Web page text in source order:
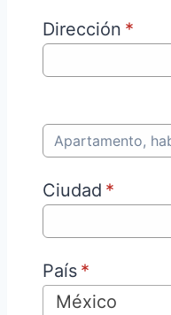
Dirección *
Ciudad *
País *
México